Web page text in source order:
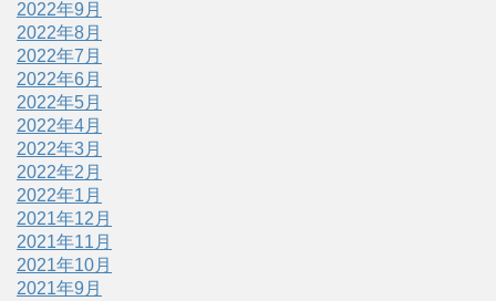
2022年9月
2022年8月
2022年7月
2022年6月
2022年5月
2022年4月
2022年3月
2022年2月
2022年1月
2021年12月
2021年11月
2021年10月
2021年9月